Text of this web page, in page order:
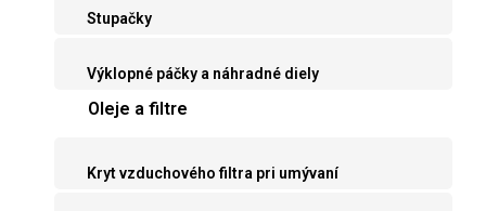
Stupačky
Výklopné páčky a náhradné diely
Oleje a filtre
Kryt vzduchového filtra pri umývaní